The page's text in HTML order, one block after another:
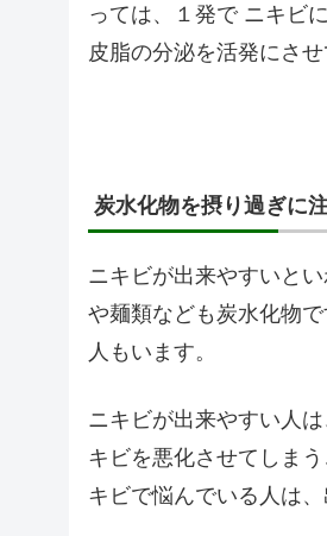
っては、１発で ニキビ
皮脂の分泌を活発にさ
炭水化物を摂り過ぎに
ニキビが出来やすいと
や麺類なども炭水化物
人もいます。
ニキビが出来やすい人
キビを悪化させてしま
キビで悩んでいる人は